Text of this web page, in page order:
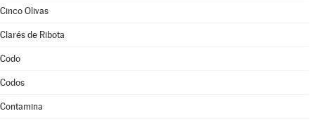
Cinco Olivas
Clarés de Ribota
Codo
Codos
Contamina